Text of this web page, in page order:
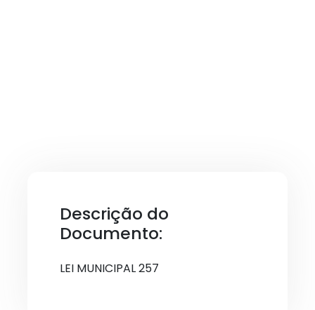
Descrição do
Documento:
LEI MUNICIPAL 257